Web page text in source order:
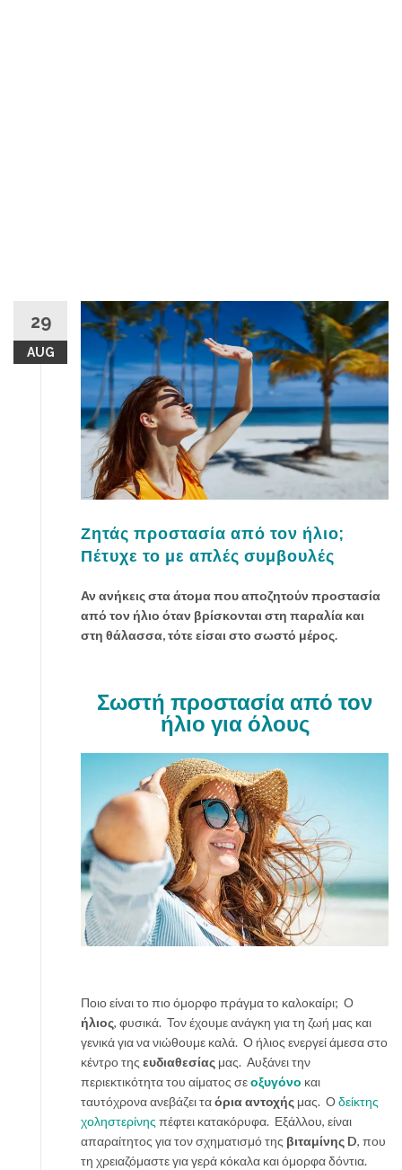
29
AUG
Ζητάς προστασία από τον ήλιο;
Πέτυχε το με απλές συμβουλές
Αν ανήκεις στα άτομα που αποζητούν προστασία
από τον ήλιο όταν βρίσκονται στη παραλία και
στη θάλασσα, τότε είσαι στο σωστό μέρος.
Σωστή προστασία από τον
ήλιο για όλους
Ποιο είναι το πιο όμορφο πράγμα το καλοκαίρι; Ο
ήλιος, φυσικά. Τον έχουμε ανάγκη για τη ζωή μας και
γενικά για να νιώθουμε καλά. Ο ήλιος ενεργεί άμεσα στο
κέντρο της ευδιαθεσίας μας. Αυξάνει την
περιεκτικότητα του αίματος σεοξυγόνο και
ταυτόχρονα ανεβάζει ταόρια αντοχής μας. Οδείκτης
χοληστερίνης πέφτει κατακόρυφα. Εξάλλου, είναι
απαραίτητος για τον σχηματισμό της βιταμίνης D, που
τη χρειαζόμαστε για γερά κόκαλα και όμορφα δόντια.